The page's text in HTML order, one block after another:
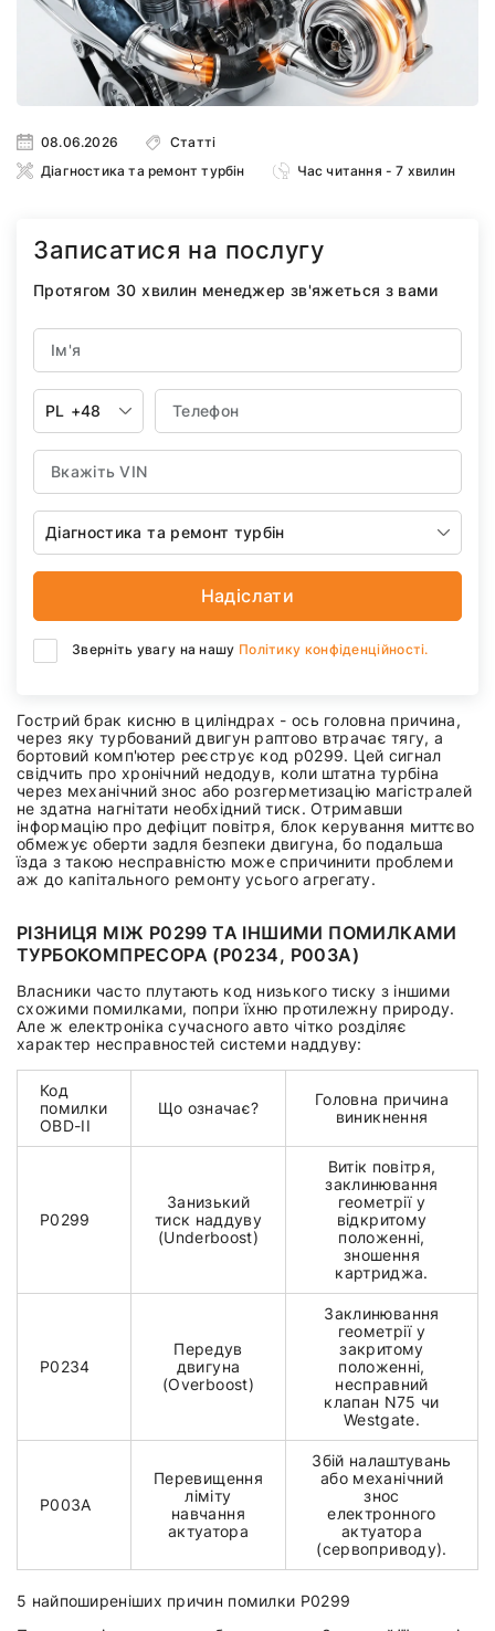
08.06.2026
Статті
Діагностика та ремонт турбін
Час читання - 7 хвилин
Записатися на послугу
Протягом 30 хвилин менеджер зв'яжеться з вами
PL +48
Діагностика та ремонт турбін
Надіслати
Зверніть увагу на нашу Політику конфіденційності.
Гострий брак кисню в циліндрах - ось головна причина,
через яку турбований двигун раптово втрачає тягу, а
бортовий комп'ютер реєструє код p0299. Цей сигнал
свідчить про хронічний недодув, коли штатна турбіна
через механічний знос або розгерметизацію магістралей
не здатна нагнітати необхідний тиск. Отримавши
інформацію про дефіцит повітря, блок керування миттєво
обмежує оберти задля безпеки двигуна, бо подальша
їзда з такою несправністю може спричинити проблеми
аж до капітального ремонту усього агрегату.
РІЗНИЦЯ МІЖ P0299 ТА ІНШИМИ ПОМИЛКАМИ
ТУРБОКОМПРЕСОРА (P0234, P003A)
Власники часто плутають код низького тиску з іншими
схожими помилками, попри їхню протилежну природу.
Але ж електроніка сучасного авто чітко розділяє
характер несправностей системи наддуву:
Код
помилки
OBD-II
Що означає?
Головна причина
виникнення
P0299
Занизький
тиск наддуву
(Underboost)
Витік повітря,
заклинювання
геометрії у
відкритому
положенні,
зношення
картриджа.
P0234
Передув
двигуна
(Overboost)
Заклинювання
геометрії у
закритому
положенні,
несправний
клапан N75 чи
Westgate.
P003A
Перевищення
ліміту
навчання
актуатора
Збій налаштувань
або механічний
знос
електронного
актуатора
(сервоприводу).
5 найпоширеніших причин помилки P0299